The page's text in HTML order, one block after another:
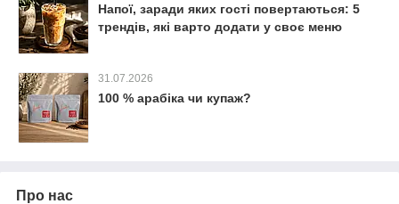
Напої, заради яких гості повертаються: 5
трендів, які варто додати у своє меню
31.07.2026
100 % арабіка чи купаж?
Про нас